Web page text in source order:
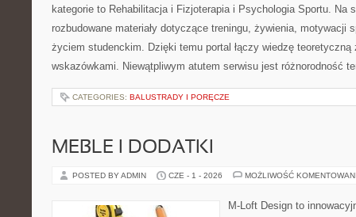
kategorie to Rehabilitacja i Fizjoterapia i Psychologia Sportu. Na
rozbudowane materiały dotyczące treningu, żywienia, motywacji
życiem studenckim. Dzięki temu portal łączy wiedzę
wskazówkami. Niewątpliwym atutem serwisu jest różnorodność
CATEGORIES: BALUSTRADY I PORĘCZE
MEBLE I DODATKI
POSTED BY ADMIN CZE - 1 - 2026 MOŻLIWOŚĆ
M-Loft Design to